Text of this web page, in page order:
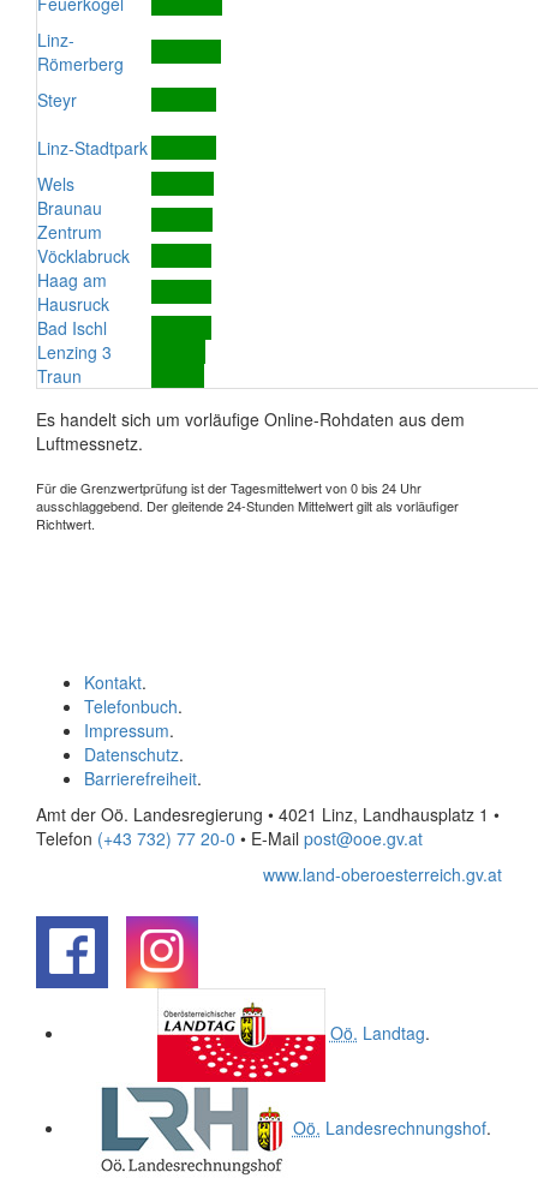
Linz-
Römerberg
Steyr
Linz-Stadtpark
Wels
Braunau
Zentrum
Vöcklabruck
Haag am
Hausruck
Bad Ischl
Lenzing 3
Traun
Es handelt sich um vorläufige Online-Rohdaten aus dem
Luftmessnetz.
Für die Grenzwertprüfung ist der Tagesmittelwert von 0 bis 24 Uhr
ausschlaggebend. Der gleitende 24-Stunden Mittelwert gilt als vorläufiger
Richtwert.
Kontakt.
Telefonbuch.
Impressum.
Datenschutz.
Barrierefreiheit.
Amt der Oö. Landesregierung • 4021 Linz, Landhausplatz 1 •
Telefon (+43 732) 77 20-0 • E-Mail post@ooe.gv.at
www.land-oberoesterreich.gv.at
Oö. Landtag.
Oö. Landesrechnungshof.